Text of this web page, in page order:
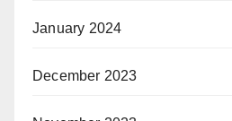
January 2024
December 2023